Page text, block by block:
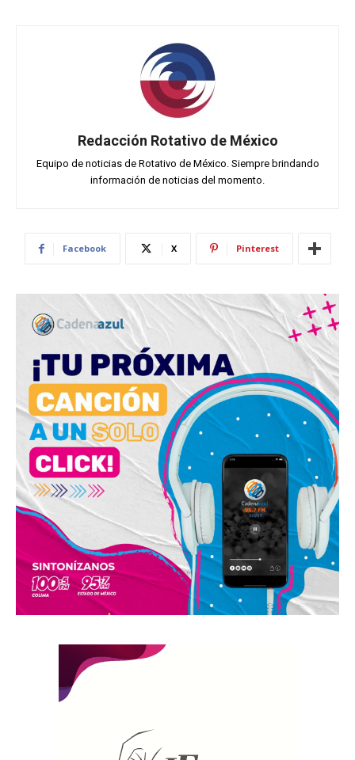
Redacción Rotativo de México
Equipo de noticias de Rotativo de México. Siempre brindando
información de noticias del momento.
Facebook X Pinterest